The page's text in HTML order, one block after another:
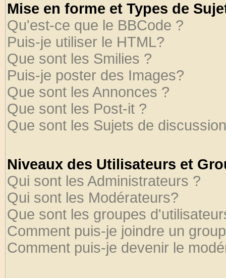
Mise en forme et Types de
Qu'est-ce que le BBCode ?
Puis-je utiliser le HTML?
Que sont les Smilies ?
Puis-je poster des Images?
Que sont les Annonces ?
Que sont les Post-it ?
Que sont les Sujets de
Niveaux des Utilisateurs et
Qui sont les Administrateurs ?
Qui sont les Modérateurs?
Que sont les groupes
Comment puis-je joindre un
Comment puis-je devenir le